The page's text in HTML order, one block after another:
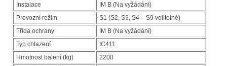
Instalace
IM B (Na vyžádání)
Provozní režim
S1 (S2, S3, S4 – S9 volitelné)
Třída ochrany
IM B (Na vyžádání)
Typ chlazení
IC411
Hmotnost balení (kg)
2200